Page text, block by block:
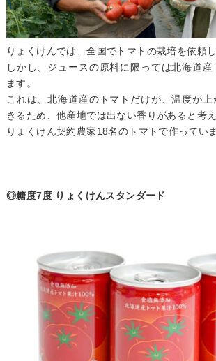
りょくけんでは、全国でトマトの栽培を依頼し
しかし、ジュースの原料に限っては北海道
ます。
これは、北海道産のトマトだけが、温度が
きるため、他産地では出ない香りがあると考え
りょくけん契約農家18名のトマトで作っていま
◎糖度7度 りょくけんスタンダード